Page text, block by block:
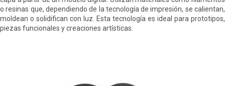
o resinas que, dependiendo de la tecnología de impresión, se calientan,
moldean o solidifican con luz. Esta tecnología es ideal para prototipos,
piezas funcionales y creaciones artísticas.